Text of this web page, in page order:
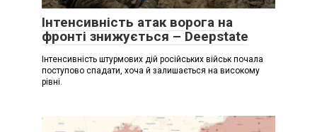
Інтенсивність атак ворога на
фронті знижується – Deepstate
Інтенсивність штурмових дій російських військ почала
поступово спадати, хоча й залишається на високому
рівні.